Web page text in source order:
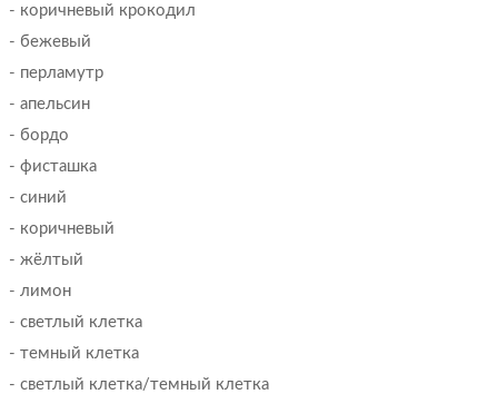
- коричневый крокодил
- бежевый
- перламутр
- апельсин
- бордо
- фисташка
- синий
- коричневый
- жёлтый
- лимон
- светлый клетка
- темный клетка
- светлый клетка/темный клетка